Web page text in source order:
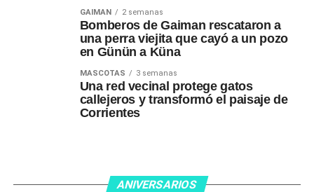
GAIMAN 2 semanas
Bomberos de Gaiman rescataron a
una perra viejita que cayó a un pozo
en Günün a Küna
MASCOTAS 3 semanas
Una red vecinal protege gatos
callejeros y transformó el paisaje de
Corrientes
ANIVERSARIOS